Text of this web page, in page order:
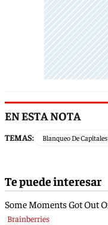
EN ESTA NOTA
TEMAS: Blanqueo De Capitales